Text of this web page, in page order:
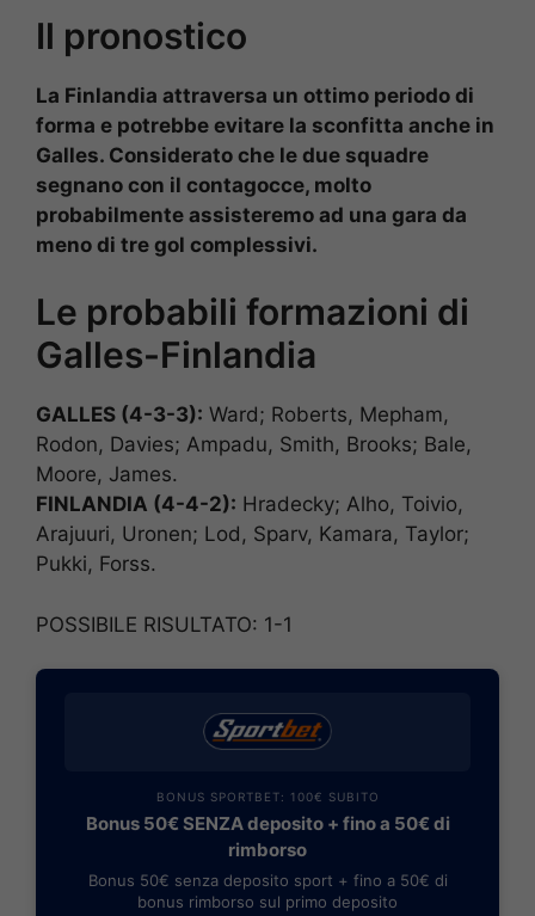
Il pronostico
La Finlandia attraversa un ottimo periodo di
forma e potrebbe evitare la sconfitta anche in
Galles. Considerato che le due squadre
segnano con il contagocce, molto
probabilmente assisteremo ad una gara da
meno di tre gol complessivi.
Le probabili formazioni di
Galles-Finlandia
GALLES (4-3-3): Ward; Roberts, Mepham,
Rodon, Davies; Ampadu, Smith, Brooks; Bale,
Moore, James.
FINLANDIA (4-4-2): Hradecky; Alho, Toivio,
Arajuuri, Uronen; Lod, Sparv, Kamara, Taylor;
Pukki, Forss.
POSSIBILE RISULTATO: 1-1
BONUS SPORTBET: 100€ SUBITO
Bonus 50€ SENZA deposito + fino a 50€ di
rimborso
Bonus 50€ senza deposito sport + fino a 50€ di
bonus rimborso sul primo deposito